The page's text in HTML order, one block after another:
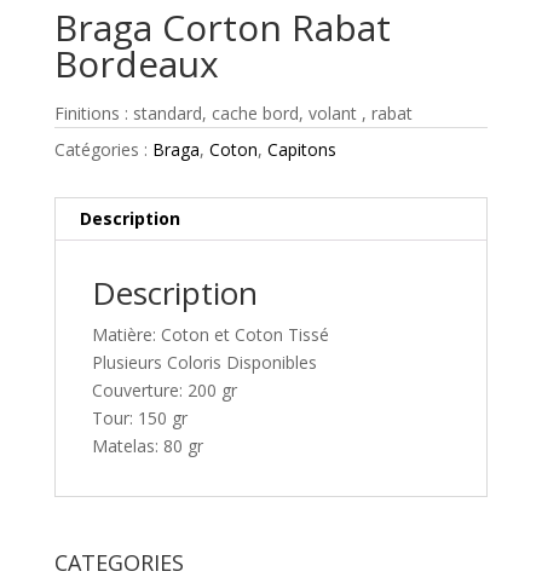
Braga Corton Rabat
Bordeaux
Finitions : standard, cache bord, volant , rabat
Catégories : Braga, Coton, Capitons
Description
Description
Matière: Coton et Coton Tissé
Plusieurs Coloris Disponibles
Couverture: 200 gr
Tour: 150 gr
Matelas: 80 gr
CATEGORIES